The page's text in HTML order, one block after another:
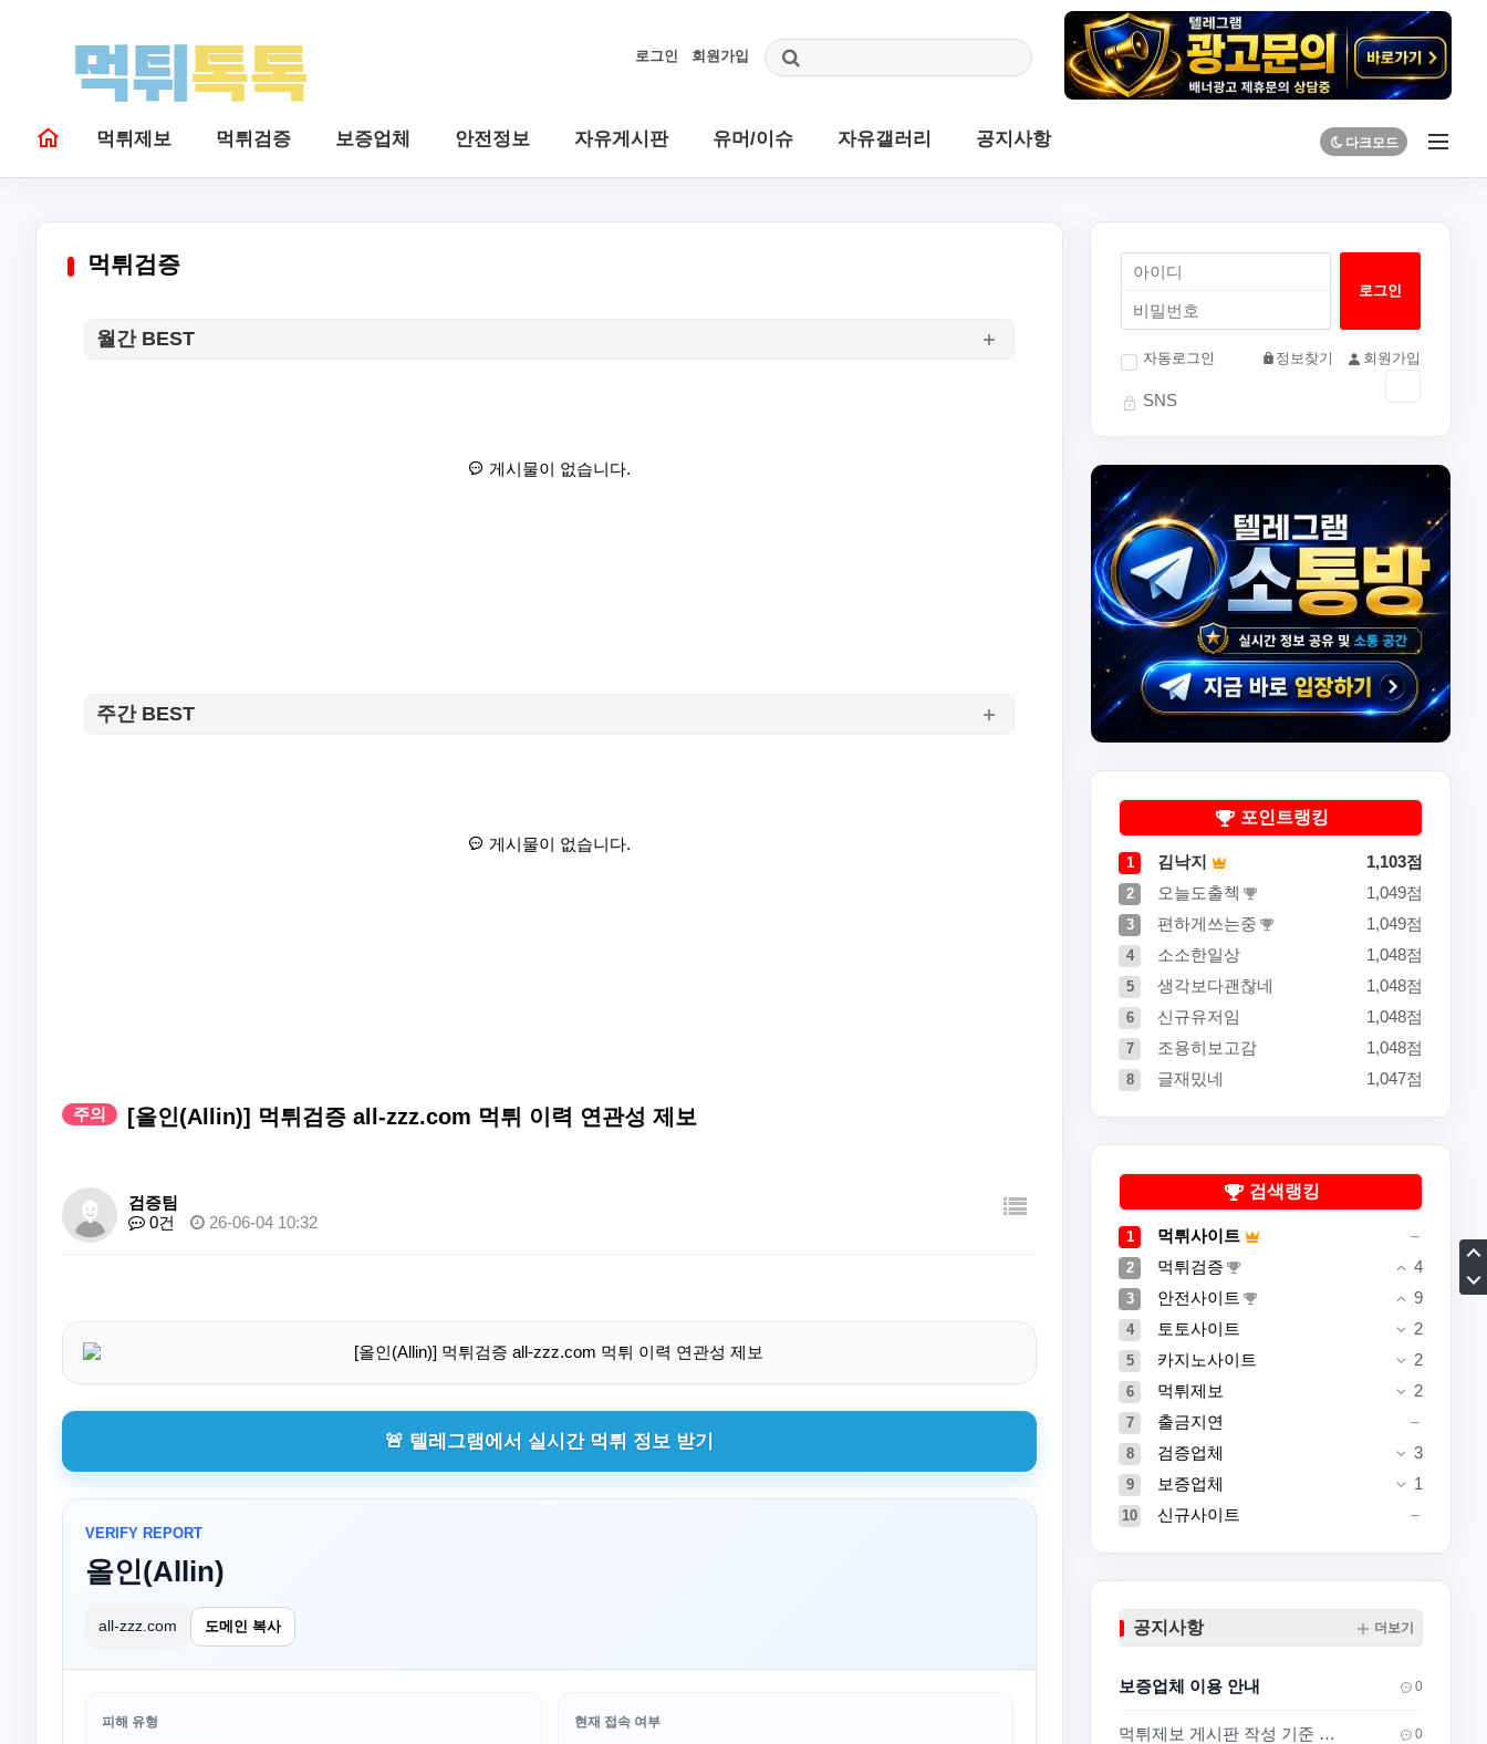
로그인 회원가입
먹튀제보 먹튀검증 보증업체 안전정보 자유게시판 유머/이슈 자유갤러리 공지사항
먹튀검증
월간 BEST
게시물이 없습니다.
주간 BEST
게시물이 없습니다.
주의 [올인(Allin)] 먹튀검증 all-zzz.com 먹튀 이력 연관성 제보
검증팀
0건
26-06-04 10:32
🚨 텔레그램에서 실시간 먹튀 정보 받기
VERIFY REPORT
올인(Allin)
all-zzz.com 도메인 복사
피해 유형 현재 접속 여부
자동로그인 정보찾기 회원가입
SNS
포인트랭킹
1 김낙지 1,103점
2 오늘도출첵 1,049점
3 편하게쓰는중 1,049점
4 소소한일상 1,048점
5 생각보다괜찮네 1,048점
6 신규유저임 1,048점
7 조용히보고감 1,048점
8 글재밌네 1,047점
검색랭킹
1 먹튀사이트
2 먹튀검증 4
3 안전사이트 9
4 토토사이트 2
5 카지노사이트 2
6 먹튀제보 2
7 출금지연
8 검증업체 3
9 보증업체 1
10 신규사이트
공지사항 더보기
보증업체 이용 안내 0
먹튀제보 게시판 작성 기준 안내 0